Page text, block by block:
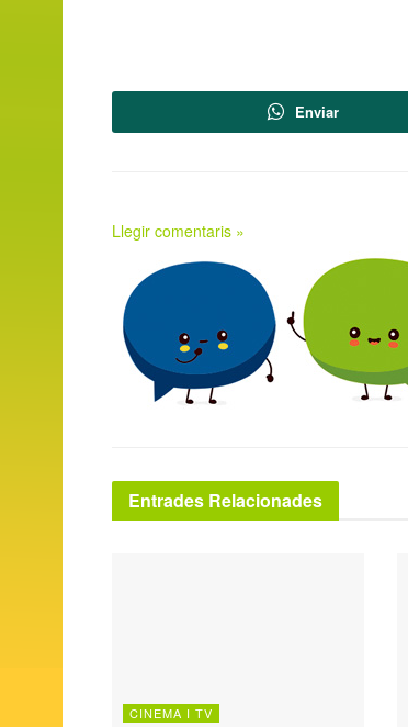
Enviar
Llegir comentaris »
Entrades Relacionades
CINEMA I TV